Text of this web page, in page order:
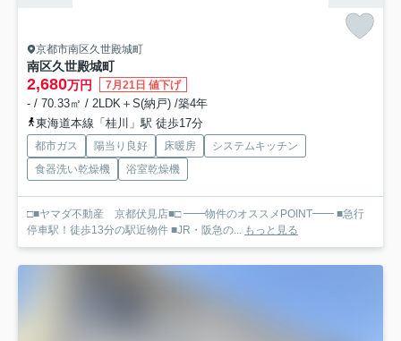
京都市南区久世殿城町
南区久世殿城町
2,680万円 7月21日 値下げ
- / 70.33㎡ / 2LDK＋S(納戸) /築4年
東海道本線「桂川」駅 徒歩17分
都市ガス 陽当り良好 床暖房
システムキッチン
食器洗い乾燥機
浴室乾燥機
□■ヤマダ不動産 京都伏見店■□ ━━物件のオススメPOINT━━ ■急行
停車駅！徒歩13分の駅近物件 ■JR・阪急の... もっと見る